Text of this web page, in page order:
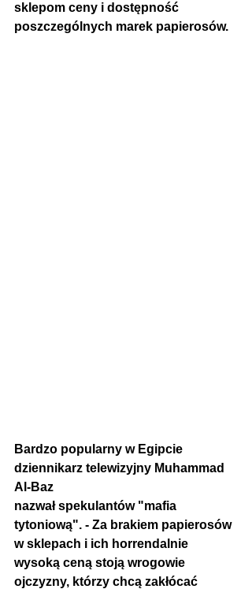
sklepom ceny i dostępność
poszczególnych marek papierosów.
Bardzo popularny w Egipcie
dziennikarz telewizyjny Muhammad
Al-Baz
nazwał spekulantów "mafia
tytoniową". - Za brakiem papierosów
w sklepach i ich horrendalnie
wysoką ceną stoją wrogowie
ojczyzny, którzy chcą zakłócać